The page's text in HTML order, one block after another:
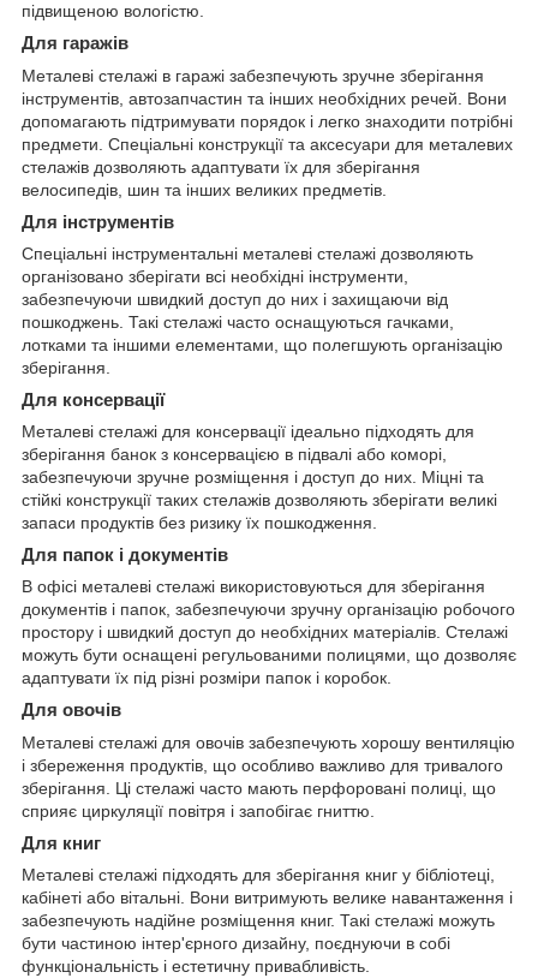
підвищеною вологістю.
Для гаражів
Металеві стелажі в гаражі забезпечують зручне зберігання
інструментів, автозапчастин та інших необхідних речей. Вони
допомагають підтримувати порядок і легко знаходити потрібні
предмети. Спеціальні конструкції та аксесуари для металевих
стелажів дозволяють адаптувати їх для зберігання
велосипедів, шин та інших великих предметів.
Для інструментів
Спеціальні інструментальні металеві стелажі дозволяють
організовано зберігати всі необхідні інструменти,
забезпечуючи швидкий доступ до них і захищаючи від
пошкоджень. Такі стелажі часто оснащуються гачками,
лотками та іншими елементами, що полегшують організацію
зберігання.
Для консервації
Металеві стелажі для консервації ідеально підходять для
зберігання банок з консервацією в підвалі або коморі,
забезпечуючи зручне розміщення і доступ до них. Міцні та
стійкі конструкції таких стелажів дозволяють зберігати великі
запаси продуктів без ризику їх пошкодження.
Для папок і документів
В офісі металеві стелажі використовуються для зберігання
документів і папок, забезпечуючи зручну організацію робочого
простору і швидкий доступ до необхідних матеріалів. Стелажі
можуть бути оснащені регульованими полицями, що дозволяє
адаптувати їх під різні розміри папок і коробок.
Для овочів
Металеві стелажі для овочів забезпечують хорошу вентиляцію
і збереження продуктів, що особливо важливо для тривалого
зберігання. Ці стелажі часто мають перфоровані полиці, що
сприяє циркуляції повітря і запобігає гниттю.
Для книг
Металеві стелажі підходять для зберігання книг у бібліотеці,
кабінеті або вітальні. Вони витримують велике навантаження і
забезпечують надійне розміщення книг. Такі стелажі можуть
бути частиною інтер'єрного дизайну, поєднуючи в собі
функціональність і естетичну привабливість.